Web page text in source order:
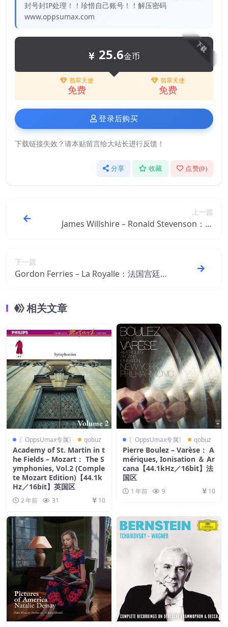
封号封IP处理！！珍惜自己账号！！解压密码
www.oppsumax.com
下载
25.6金币
翡翠天使
免费
翡翠天使
免费
登录后购买
下载链接失效？请本贴留言给大站长进行反馈！
分享 收藏 点赞(0)
上一篇
James Willshire – Ronald Stevenson：题
下一篇
Gordon Ferries – La Royalle：法国宫廷音
相关文章
〖OppsUmax专属〗 qobuz
Academy of St. Martin in t
he Fields – Mozart： The S
ymphonies, Vol.2 (Comple
te Mozart Edition)【44.1k
Hz／16bit】英国区
2 年前 31 10
〖OppsUmax专属〗 qobuz
Pierre Boulez – Varèse： A
mériques, Ionisation ＆ Ar
cana【44.1kHz／16bit】法
国区
1 年前 9 10